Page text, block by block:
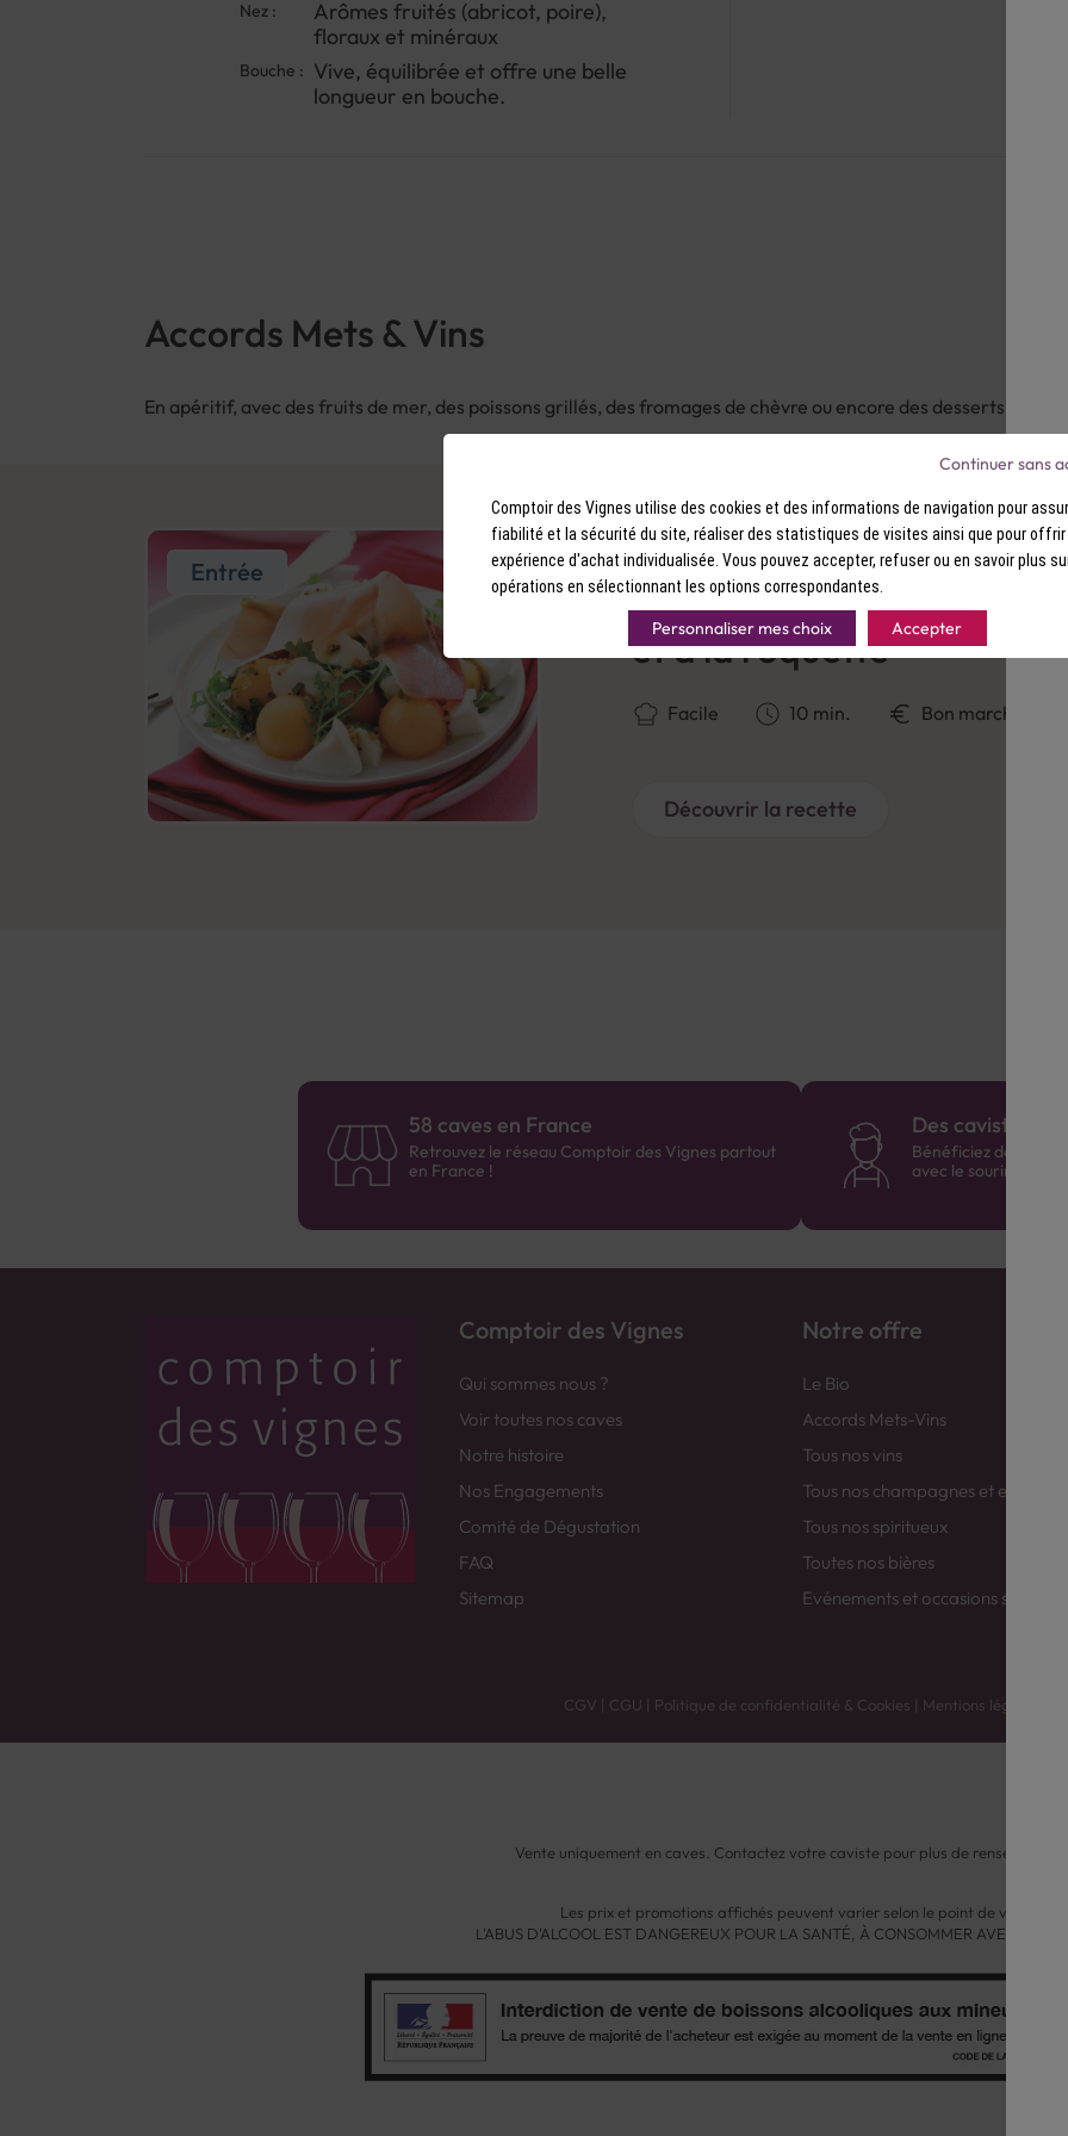
Nez :
Arômes fruités (abricot, poire),
floraux et minéraux
Bouche : Vive, équilibrée et offre une belle
longueur en bouche.
Accords Mets & Vins
En apéritif, avec des fruits de mer, des poissons grillés, des fromages de chèvre ou encore des desserts aux
Entrée RECETTE
Salade de melon à la
et à la roquette
Facile 10 min. Bon marché
Découvrir la recette
58 caves en France
Retrouvez le réseau Comptoir des Vignes partout
en France !
Des cavistes à
Bénéficiez de
avec le sourire :)
Comptoir des Vignes
Qui sommes nous ?
Voir toutes nos caves
Notre histoire
Nos Engagements
Comité de Dégustation
FAQ
Sitemap
Notre offre
Le Bio
Accords Mets-Vins
Tous nos vins
Tous nos champagnes et
Tous nos spiritueux
Toutes nos bières
Evénements et occasions spéciales
CGV | CGU | Politique de confidentialité & Cookies | Mentions légales
Vente uniquement en caves. Contactez votre caviste pour plus de
Les prix et promotions affichés peuvent varier selon le point de vente.
L'ABUS D'ALCOOL EST DANGEREUX POUR LA SANTÉ, À CONSOMMER AVEC
Comptoir des Vignes utilise des cookies et des informations de navigation pour
fiabilité et la sécurité du site, réaliser des statistiques de visites ainsi que pour offrir
expérience d'achat individualisée. Vous pouvez accepter, refuser ou en savoir plus
opérations en sélectionnant les options correspondantes.
Personnaliser mes choix Accepter
Continuer sans